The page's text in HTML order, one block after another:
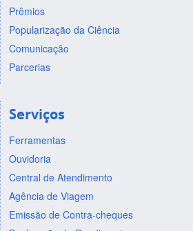
Prêmios
Popularização da Ciência
Comunicação
Parcerias
Serviços
Ferramentas
Ouvidoria
Central de Atendimento
Agência de Viagem
Emissão de Contra-cheques